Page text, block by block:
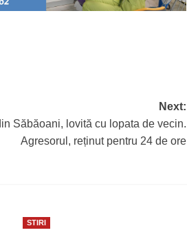
Next:
Săbăoani, lovită cu lopata de vecin.
Agresorul, reținut pentru 24 de ore
STIRI